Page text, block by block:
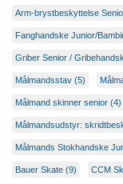
Arm-brystbeskyttelse
Fanghandske Junior/
Griber Senior /
Målmandsstav (5)
Målmand skinner senior (4)
Målmandsudstyr:
Målmands Stokhandske
Bauer Skate (9) CCM